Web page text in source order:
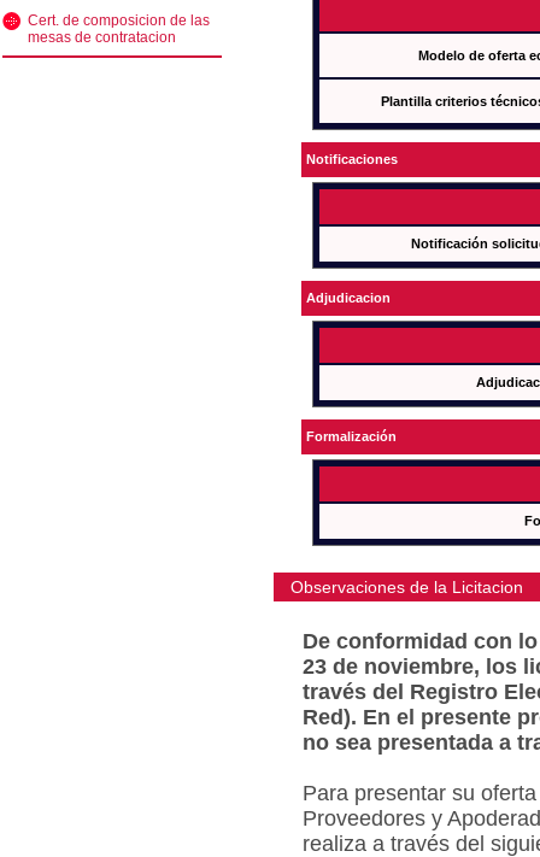
Cert. de composicion de las
mesas de contratacion
Modelo de oferta
Plantilla criterios
Notificaciones
Notificación
Adjudicacion
Formalización
Observaciones de la Licitacion
De conformidad con
23 de noviembre, los
través del Registro
Red). En el presente
no sea presentada a
Para presentar su
Proveedores y
realiza a través del